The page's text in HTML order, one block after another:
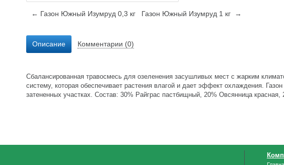
← Газон Южный Изумруд 0,3 кг Газон Южный Изумруд 1 кг →
Описание Комментарии (0)
Сбалансированная травосмесь для озеленения засушливых мест с жарким
систему, которая обеспечивает растения влагой и дает эффект охлаждения.
затененных участках. Состав: 30% Райграс пастбищный, 20% Овсянница